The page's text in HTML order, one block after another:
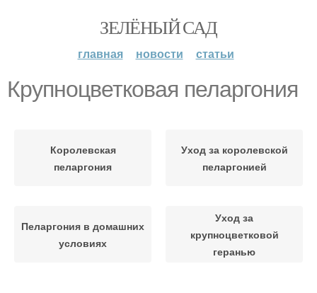
ЗЕЛЁНЫЙ САД
главная новости статьи
Крупноцветковая пеларгония
Королевская
пеларгония
Уход за королевской
пеларгонией
Пеларгония в домашних
условиях
Уход за
крупноцветковой
геранью